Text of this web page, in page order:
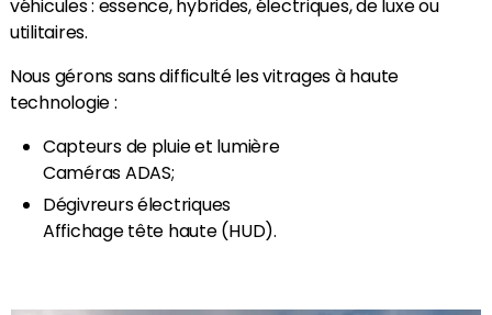
véhicules : essence, hybrides, électriques, de luxe ou
utilitaires.
Nous gérons sans difficulté les vitrages à haute
technologie :
Capteurs de pluie et lumière
Caméras ADAS;
Dégivreurs électriques
Affichage tête haute (HUD).